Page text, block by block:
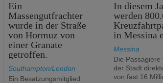
Ein
Massengutfrachter
wurde in der Straße
von Hormuz von
einer Granate
getroffen.
Southampton/London
Ein Besatzungsmitglied
In diesem
werden
in Messina
Messina
Die Passagiere
der Stadt
von fast 16